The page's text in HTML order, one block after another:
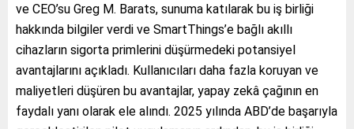
ve CEO’su Greg M. Barats, sunuma katılarak bu iş birliği
hakkında bilgiler verdi ve SmartThings’e bağlı akıllı
cihazların sigorta primlerini düşürmedeki potansiyel
avantajlarını açıkladı. Kullanıcıları daha fazla koruyan ve
maliyetleri düşüren bu avantajlar, yapay zekâ çağının en
faydalı yanı olarak ele alındı. 2025 yılında ABD’de başarıyla